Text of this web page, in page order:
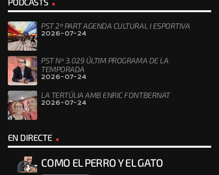
PST 2ª PART AGENDA CULTURAL I ESPORTIVA
2026-07-24
PST Nº 3.029 ÚLTIM PROGRAMA DE LA
TEMPORADA
2026-07-24
LA TERTÚLIA AMB ENRIC FONTBERNAT
2026-07-24
EN DIRECTE
COMO EL PERRO Y EL GATO